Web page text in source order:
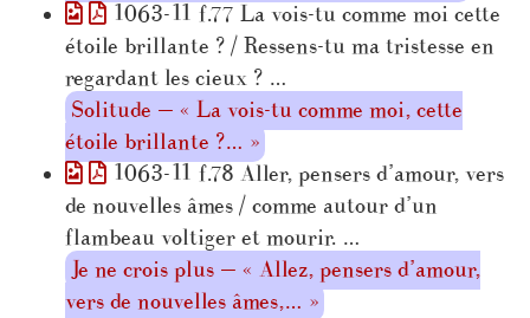
1063-11 f.77 La vois-tu comme moi cette
étoile brillante ? / Ressens-tu ma tristesse en
regardant les cieux ? …
Solitude — « La vois-tu comme moi, cette
étoile brillante ?… »
1063-11 f.78 Aller, pensers d’amour, vers
de nouvelles âmes / comme autour d’un
flambeau voltiger et mourir. …
Je ne crois plus — « Allez, pensers d’amour,
vers de nouvelles âmes,… »